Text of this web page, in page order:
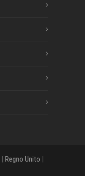
| Regno Unito |